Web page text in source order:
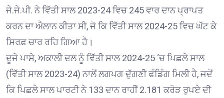
ਜੇ.ਜੇ.ਪੀ. ਨੇ ਵਿੱਤੀ ਸਾਲ 2023-24 ਵਿਚ 245 ਵਾਰ ਦਾਨ ਪ੍ਰਾਪਤ
ਕਰਨ ਦਾ ਐਲਾਨ ਕੀਤਾ ਸੀ, ਜੋ ਕਿ ਵਿੱਤੀ ਸਾਲ 2024-25 ਵਿਚ ਘੱਟ ਕੇ
ਸਿਰਫ਼ ਚਾਰ ਰਹਿ ਗਿਆ ਹੈ।
ਦੂਜੇ ਪਾਸੇ, ਅਕਾਲੀ ਦਲ ਨੂੰ ਵਿੱਤੀ ਸਾਲ 2024-25 ‘ਚ ਪਿਛਲੇ ਸਾਲ
(ਵਿੱਤੀ ਸਾਲ 2023-24) ਨਾਲੋਂ ਲਗਪਗ ਦੁੱਗਣੀ ਫੰਡਿੰਗ ਮਿਲੀ ਹੈ, ਜਦੋਂ
ਕਿ ਪਿਛਲੇ ਸਾਲ ਪਾਰਟੀ ਨੇ 133 ਦਾਨ ਰਾਹੀਂ 2.181 ਕਰੋੜ ਰੁਪਏ ਦੀ